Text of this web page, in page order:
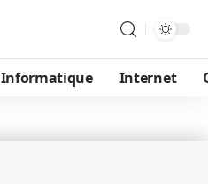
Informatique Internet